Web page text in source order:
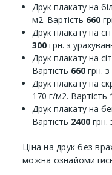
Друк плакату на
м2. Вартість 660
Друк плакату на
300 грн. з
Друк плакату на
Вартість 660 грн.
Друк плакату на
170 г/м2. Вартість
Друк плакату на
Вартість 2400 грн.
Ціна на друк без
можна